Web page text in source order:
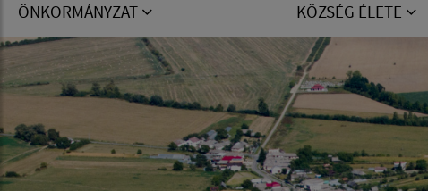
ÖNKORMÁNYZAT KÖZSÉG ÉLETE